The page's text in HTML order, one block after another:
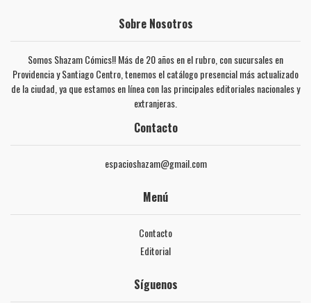
Sobre Nosotros
Somos Shazam Cómics!! Más de 20 años en el rubro, con sucursales en
Providencia y Santiago Centro, tenemos el catálogo presencial más actualizado
de la ciudad, ya que estamos en línea con las principales editoriales nacionales y
extranjeras.
Contacto
espacioshazam@gmail.com
Menú
Contacto
Editorial
Síguenos